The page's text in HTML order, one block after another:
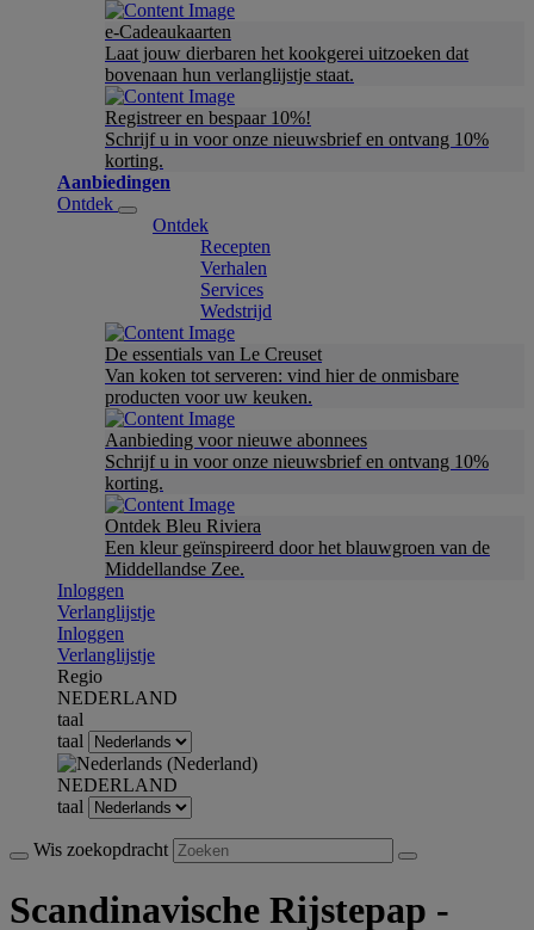
e-Cadeaukaarten
Laat jouw dierbaren het kookgerei uitzoeken dat
bovenaan hun verlanglijstje staat.
Registreer en bespaar 10%!
Schrijf u in voor onze nieuwsbrief en ontvang 10%
korting.
Aanbiedingen
Ontdek
Ontdek
Recepten
Verhalen
Services
Wedstrijd
De essentials van Le Creuset
Van koken tot serveren: vind hier de onmisbare
producten voor uw keuken.
Aanbieding voor nieuwe abonnees
Schrijf u in voor onze nieuwsbrief en ontvang 10%
korting.
Ontdek Bleu Riviera
Een kleur geïnspireerd door het blauwgroen van de
Middellandse Zee.
Inloggen
Verlanglijstje
Inloggen
Verlanglijstje
Regio
NEDERLAND
taal
taal
NEDERLAND
taal
Wis zoekopdracht
Scandinavische Rijstepap -